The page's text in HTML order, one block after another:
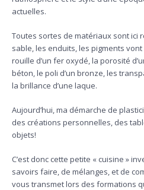
actuelles.
Toutes sortes de matériaux sont ici
sable, les enduits, les pigments
rouille d’un fer oxydé, la porosité
béton, le poli d’un bronze, les
la brillance d’une laque.
Aujourd’hui, ma démarche de
des créations personnelles, des
objets!
C’est donc cette petite « cuisine »
savoirs faire, de mélanges, et de
vous transmet lors des formations